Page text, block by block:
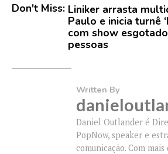
Don't Miss: Liniker arrasta
Paulo e inicia turnê
com show
pessoas
Written By
Daniel Outlander é
PopNow, speaker e
comunicação. Com